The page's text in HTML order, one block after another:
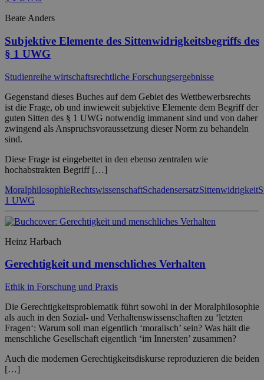
Beate Anders
Subjektive Elemente des Sittenwidrigkeitsbegriffs des
§ 1 UWG
Studienreihe wirtschaftsrechtliche Forschungsergebnisse
Gegenstand dieses Buches auf dem Gebiet des Wettbewerbsrechts
ist die Frage, ob und inwieweit subjektive Elemente dem Begriff der
guten Sitten des § 1 UWG notwendig immanent sind und von daher
zwingend als Anspruchsvoraussetzung dieser Norm zu behandeln
sind.
Diese Frage ist eingebettet in den ebenso zentralen wie
hochabstrakten Begriff […]
MoralphilosophieRechtswissenschaftSchadensersatzSittenwidrigkeit
1 UWG
Heinz Harbach
Gerechtigkeit und menschliches Verhalten
Ethik in Forschung und Praxis
Die Gerechtigkeitsproblematik führt sowohl in der Moralphilosophie
als auch in den Sozial- und Verhaltenswissenschaften zu ‘letzten
Fragen‘: Warum soll man eigentlich ‘moralisch’ sein? Was hält die
menschliche Gesellschaft eigentlich ‘im Innersten’ zusammen?
Auch die modernen Gerechtigkeitsdiskurse reproduzieren die beiden
[…]